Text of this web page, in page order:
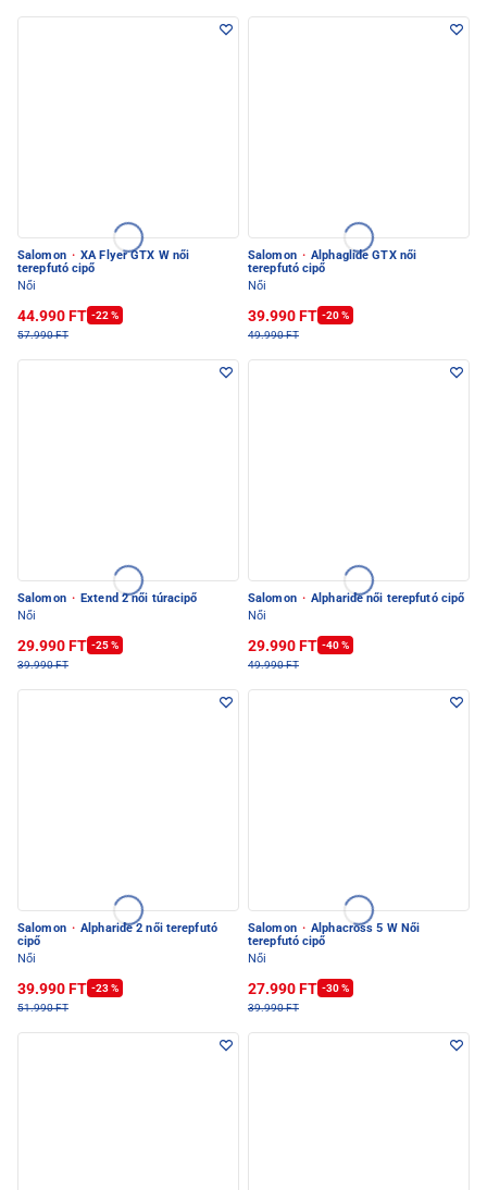
Salomon · XA Flyer GTX W női
terepfutó cipő
Női
44.990 FT -22 %
57.990 FT
Salomon · Alphaglide GTX női
terepfutó cipő
Női
39.990 FT -20 %
49.990 FT
Salomon · Extend 2 női túracipő
Női
29.990 FT -25 %
39.990 FT
Salomon · Alpharide női terepfutó cipő
Női
29.990 FT -40 %
49.990 FT
Salomon · Alpharide 2 női terepfutó
cipő
Női
39.990 FT -23 %
51.990 FT
Salomon · Alphacross 5 W Női
terepfutó cipő
Női
27.990 FT -30 %
39.990 FT